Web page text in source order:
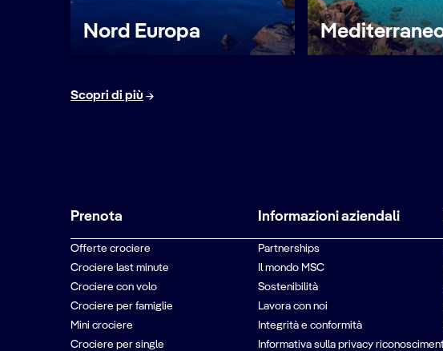
Nord Europa
Scopri di più
Prenota
Offerte crociere
Crociere last minute
Crociere con volo
Crociere per famiglie
Mini crociere
Crociere per single
Informazioni aziendali
Partnerships
Il mondo MSC
Sostenibilità
Lavora con noi
Integrità e conformità
Informativa sulla privacy